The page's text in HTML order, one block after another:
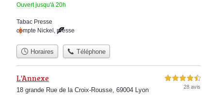
Ouvert jusqu'à 20h
Tabac Presse
compte Nickel, presse
Horaires Téléphone
L'Annexe
18 grande Rue de la Croix-Rousse, 69004 Lyon
4,5 étoiles sur 5
28 avis